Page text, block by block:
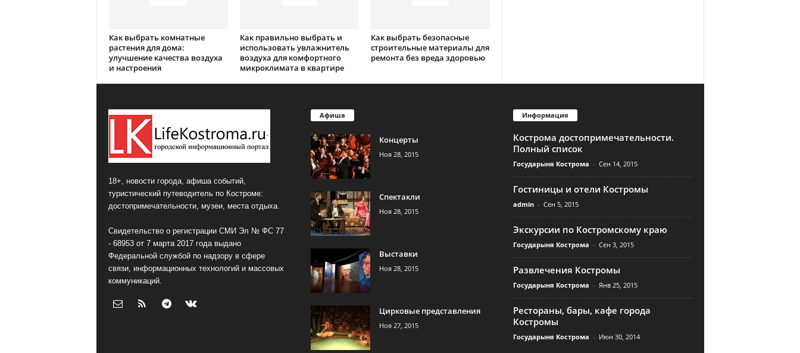
Как выбрать комнатные
растения для дома:
улучшение качества воздуха
и настроения
Как правильно выбрать и
использовать увлажнитель
воздуха для комфортного
микроклимата в квартире
Как выбрать безопасные
строительные материалы для
ремонта без вреда здоровью
18+, новости города, афиша событий,
туристический путеводитель по Костроме:
достопримечательности, музеи, места отдыха.
Свидетельство о регистрации СМИ Эл № ФС 77
- 68953 от 7 марта 2017 года выдано
Федеральной службой по надзору в сфере
связи, информационных технологий и массовых
коммуникаций.
Афиша
Концерты
Ноя 28, 2015
Спектакли
Ноя 28, 2015
Выставки
Ноя 28, 2015
Цирковые представления
Ноя 27, 2015
Информация
Кострома достопримечательности.
Полный список
Государыня Кострома - Сен 14, 2015
Гостиницы и отели Костромы
admin - Сен 5, 2015
Экскурсии по Костромскому краю
Государыня Кострома - Сен 3, 2015
Развлечения Костромы
Государыня Кострома - Янв 25, 2015
Рестораны, бары, кафе города
Костромы
Государыня Кострома - Июн 30, 2014